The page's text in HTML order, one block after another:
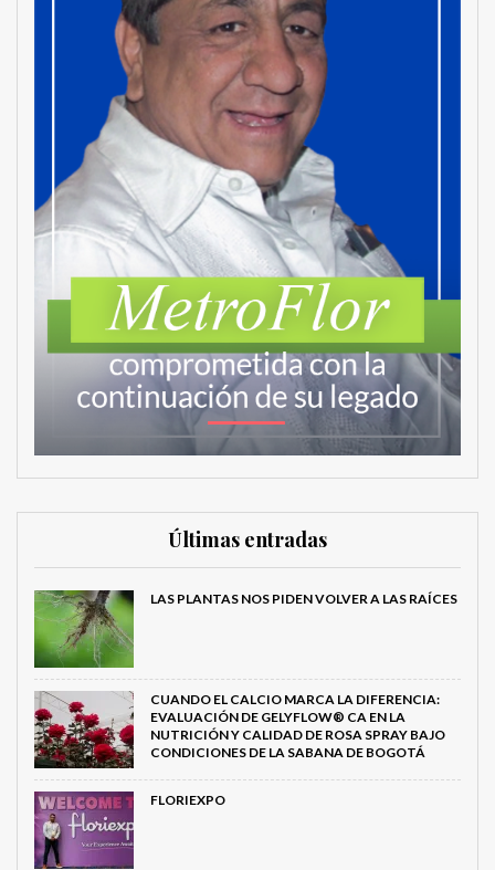
Últimas entradas
LAS PLANTAS NOS PIDEN VOLVER A LAS RAÍCES
CUANDO EL CALCIO MARCA LA DIFERENCIA:
EVALUACIÓN DE GELYFLOW® CA EN LA
NUTRICIÓN Y CALIDAD DE ROSA SPRAY BAJO
CONDICIONES DE LA SABANA DE BOGOTÁ
FLORIEXPO